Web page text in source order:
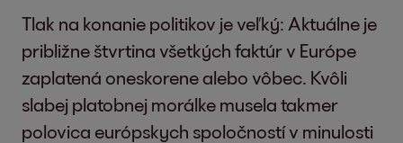
Tlak na konanie politikov je veľký: Aktuálne je
približne štvrtina všetkých faktúr v Európe
zaplatená oneskorene alebo vôbec. Kvôli
slabej platobnej morálke musela takmer
polovica európskych spoločností v minulosti